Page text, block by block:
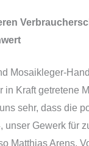
Mosaikleger-
in Kraft getretene
sehr, dass die
unser Gewerk für
Matthias Arens,